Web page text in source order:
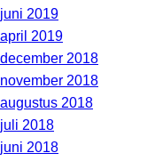
juni 2019
april 2019
december 2018
november 2018
augustus 2018
juli 2018
juni 2018